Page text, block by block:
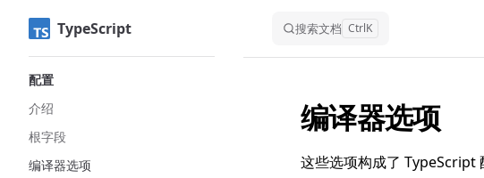
Skip to content
TypeScript 搜索文档 CtrlK
配置
介绍
根字段
编译器选项
编译器选项
这些选项构成了 TypeScript